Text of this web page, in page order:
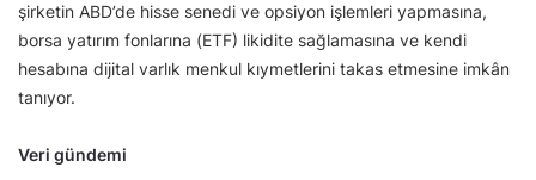
şirketin ABD’de hisse senedi ve opsiyon işlemleri yapmasına,
borsa yatırım fonlarına (ETF) likidite sağlamasına ve kendi
hesabına dijital varlık menkul kıymetlerini takas etmesine imkân
tanıyor.
Veri gündemi